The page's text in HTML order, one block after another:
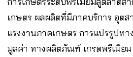
เกษตร ผลผลิตที่มีภาคบริการ อุตส
แรงงานภาคเกษตร การแปรรูปทา
มูลค่า ทางผลิตภัณฑ์ เกรดพรีเมีย